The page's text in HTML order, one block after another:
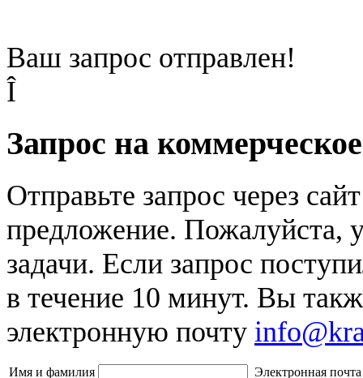
Ваш запрос отправлен!
Î
Запрос на
Отправьте запрос через
предложение. Пожалуйста,
задачи. Если запрос
в течение 10 минут. Вы
электронную почту
Имя и фамилия
Электронная почта